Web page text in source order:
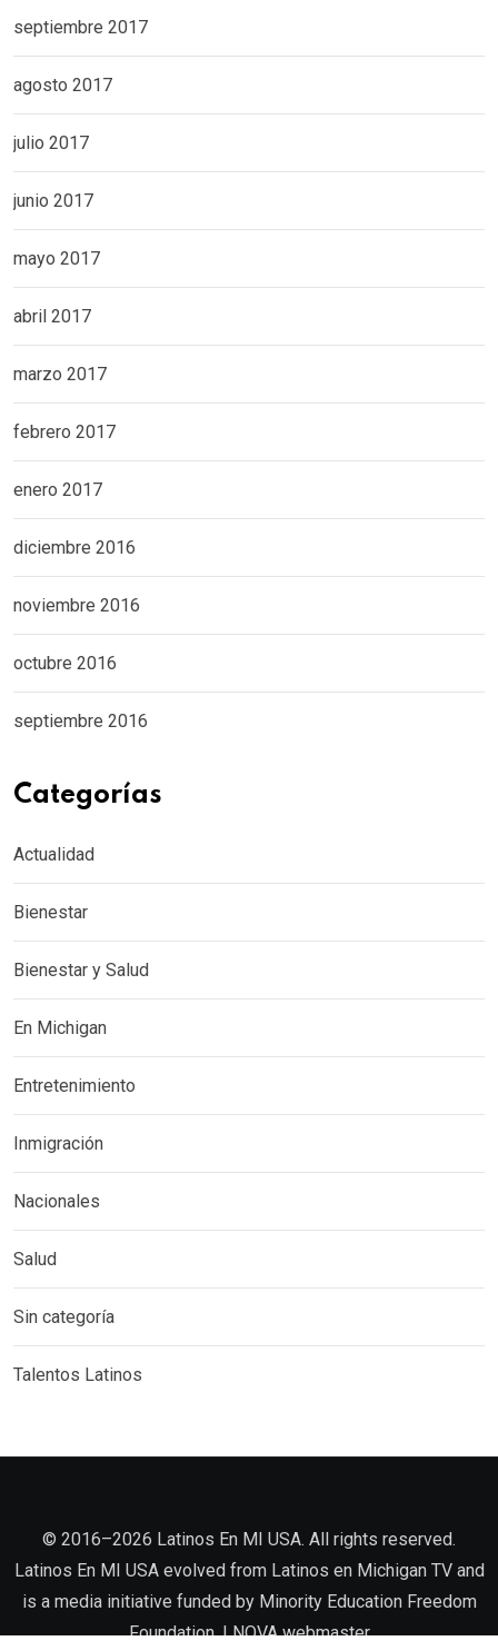
septiembre 2017
agosto 2017
julio 2017
junio 2017
mayo 2017
abril 2017
marzo 2017
febrero 2017
enero 2017
diciembre 2016
noviembre 2016
octubre 2016
septiembre 2016
Categorías
Actualidad
Bienestar
Bienestar y Salud
En Michigan
Entretenimiento
Inmigración
Nacionales
Salud
Sin categoría
Talentos Latinos
©️ 2016–2026 Latinos En MI USA. All rights reserved.
Latinos En MI USA evolved from Latinos en Michigan TV and
is a media initiative funded by Minority Education Freedom
Foundation. |NOVAwebmaster